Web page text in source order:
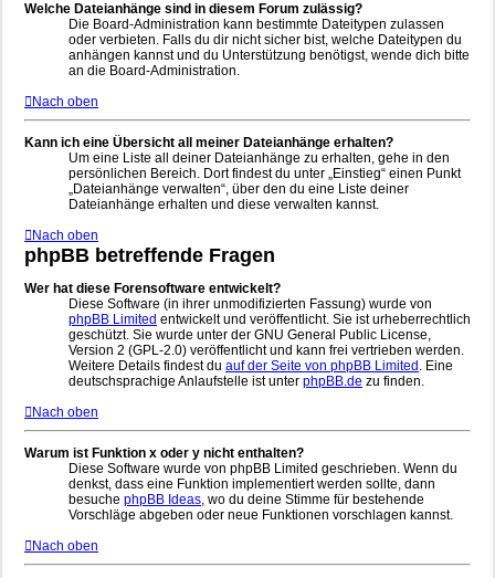
Welche Dateianhänge sind in diesem Forum zulässig?
Die Board-Administration kann bestimmte Dateitypen zulassen
oder verbieten. Falls du dir nicht sicher bist, welche Dateitypen du
anhängen kannst und du Unterstützung benötigst, wende dich bitte
an die Board-Administration.
Nach oben
Kann ich eine Übersicht all meiner Dateianhänge erhalten?
Um eine Liste all deiner Dateianhänge zu erhalten, gehe in den
persönlichen Bereich. Dort findest du unter „Einstieg“ einen Punkt
„Dateianhänge verwalten“, über den du eine Liste deiner
Dateianhänge erhalten und diese verwalten kannst.
Nach oben
phpBB betreffende Fragen
Wer hat diese Forensoftware entwickelt?
Diese Software (in ihrer unmodifizierten Fassung) wurde von
phpBB Limited entwickelt und veröffentlicht. Sie ist urheberrechtlich
geschützt. Sie wurde unter der GNU General Public License,
Version 2 (GPL-2.0) veröffentlicht und kann frei vertrieben werden.
Weitere Details findest du auf der Seite von phpBB Limited . Eine
deutschsprachige Anlaufstelle ist unter phpBB.de zu finden.
Nach oben
Warum ist Funktion x oder y nicht enthalten?
Diese Software wurde von phpBB Limited geschrieben. Wenn du
denkst, dass eine Funktion implementiert werden sollte, dann
besuche phpBB Ideas, wo du deine Stimme für bestehende
Vorschläge abgeben oder neue Funktionen vorschlagen kannst.
Nach oben